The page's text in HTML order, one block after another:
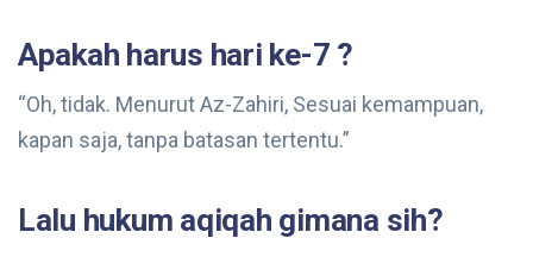
Apakah harus hari ke-7 ?
“Oh, tidak. Menurut Az-Zahiri, Sesuai kemampuan,
kapan saja, tanpa batasan tertentu.”
Lalu hukum aqiqah gimana sih?